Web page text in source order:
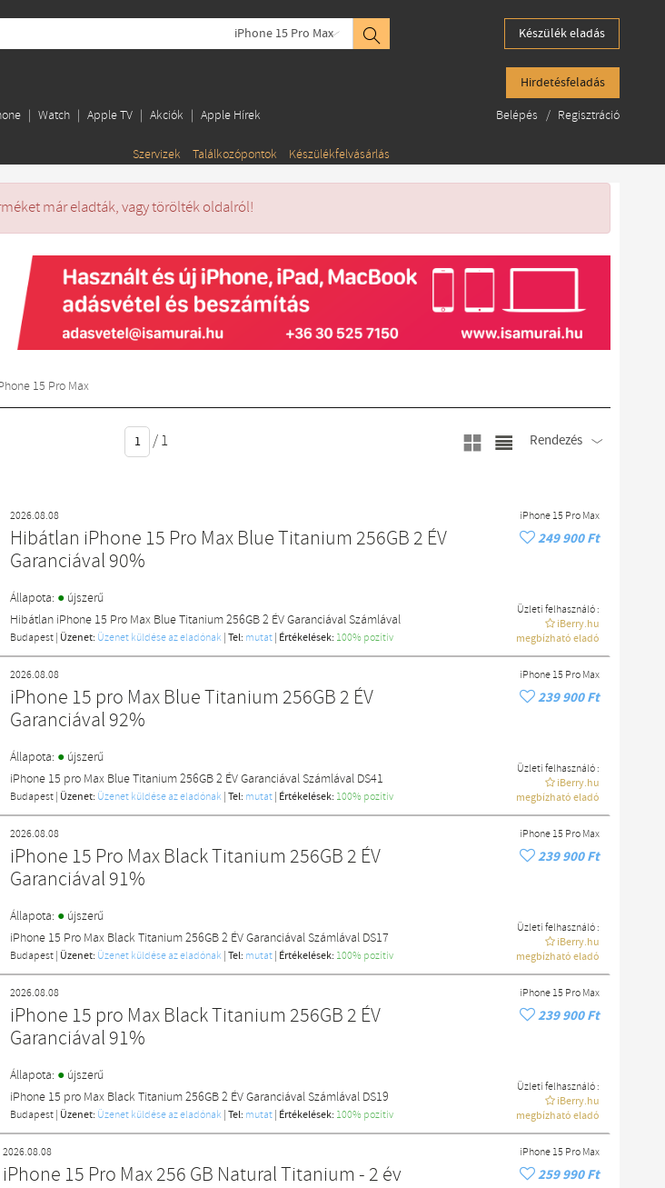
iPhone 15 Pro Max Készülék eladás
Hirdetésfeladás
Watch Apple TV Akciók Apple Hírek
Szervizek Találkozópontok Készülékfelvásárlás
Belépés / Regisztráció
már eladták, vagy törölték oldalról!
15 Pro Max
/1 Rendezés
2026.08.08
Hibátlan iPhone 15 Pro Max Blue Titanium 256GB 2 ÉV
Garanciával 90%
Állapota: ● újszerű
Hibátlan iPhone 15 Pro Max Blue Titanium 256GB 2 ÉV Garanciával Számlával
Budapest | Üzenet: Üzenet küldése az eladónak |Tel: mutat | Értékelések: 100% pozítiv
iPhone 15 Pro Max
249 900 Ft
Üzleti felhasználó :
iBerry.hu
megbízható eladó
2026.08.08
iPhone 15 pro Max Blue Titanium 256GB 2 ÉV
Garanciával 92%
Állapota: ● újszerű
iPhone 15 pro Max Blue Titanium 256GB 2 ÉV Garanciával Számlával DS41
Budapest | Üzenet: Üzenet küldése az eladónak |Tel: mutat | Értékelések: 100% pozítiv
iPhone 15 Pro Max
239 900 Ft
Üzleti felhasználó :
iBerry.hu
megbízható eladó
2026.08.08
iPhone 15 Pro Max Black Titanium 256GB 2 ÉV
Garanciával 91%
Állapota: ● újszerű
iPhone 15 Pro Max Black Titanium 256GB 2 ÉV Garanciával Számlával DS17
Budapest | Üzenet: Üzenet küldése az eladónak |Tel: mutat | Értékelések: 100% pozítiv
iPhone 15 Pro Max
239 900 Ft
Üzleti felhasználó :
iBerry.hu
megbízható eladó
2026.08.08
iPhone 15 pro Max Black Titanium 256GB 2 ÉV
Garanciával 91%
Állapota: ● újszerű
iPhone 15 pro Max Black Titanium 256GB 2 ÉV Garanciával Számlával DS19
Budapest | Üzenet: Üzenet küldése az eladónak |Tel: mutat | Értékelések: 100% pozítiv
iPhone 15 Pro Max
239 900 Ft
Üzleti felhasználó :
iBerry.hu
megbízható eladó
2026.08.08
iPhone 15 Pro Max 256 GB Natural Titanium - 2 év
iPhone 15 Pro Max
259 990 Ft